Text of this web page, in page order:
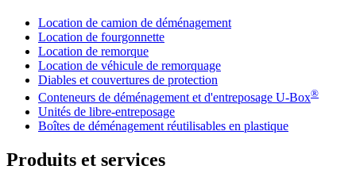
Location de camion de déménagement
Location de fourgonnette
Location de remorque
Location de véhicule de remorquage
Diables et couvertures de protection
Conteneurs de déménagement et d'entreposage U-Box®
Unités de libre-entreposage
Boîtes de déménagement réutilisables en plastique
Produits et services